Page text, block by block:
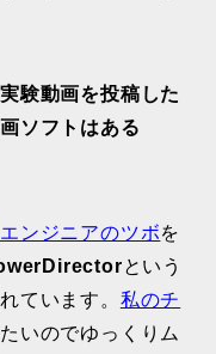
実験動画を投稿した
ソフトはある
ンジニアのツボを
という
ています。 私のチ
いのでゆっくりム